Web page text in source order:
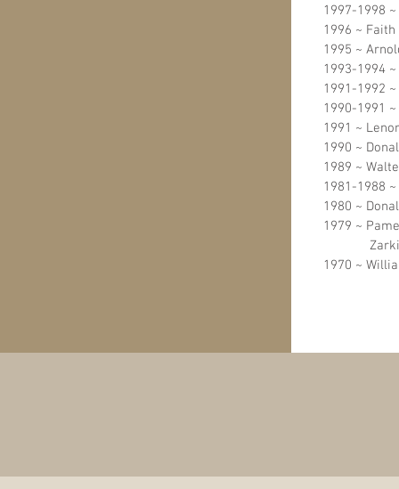
1997-1998 ~
1996 ~ Faith
1995 ~
1993-1994
​​1991-1992
1990-1991
1991 ~
1990 ~
1989 ~
1981-1988
1980 ~
1979 ~
1970 ~